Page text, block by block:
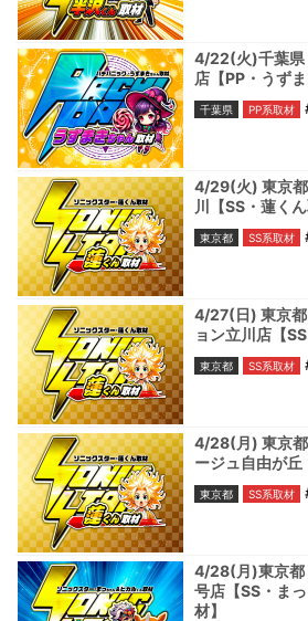
4/22(火)千葉
店【PP・うず
千葉県 PP系取材
4/29(火) 東京
川【SS・蓮くん
東京都 SS系取材
4/27(日) 東京
ョン立川店【
東京都 SS系取材
4/28(月) 東京
ージュ自由が丘
東京都 SS系取材
4/28(月)東京
号店【SS・ま
材】